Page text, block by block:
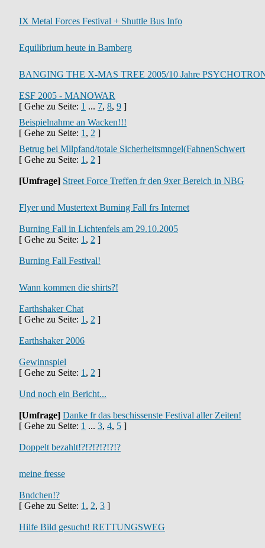
IX Metal Forces Festival + Shuttle Bus Info
Equilibrium heute in Bamberg
BANGING THE X-MAS TREE 2005/10 Jahre
ESF 2005 - MANOWAR
[ Gehe zu Seite: 1 ... 7, 8, 9 ]
Beispielnahme an Wacken!!!
[ Gehe zu Seite: 1 , 2 ]
Betrug bei Mllpfand/totale Sicherheitsmngel(FahnenSchwert
[ Gehe zu Seite: 1 , 2 ]
[Umfrage] Street Force Treffen fr den 9xer Bereich in NBG
Flyer und Mustertext Burning Fall frs Internet
Burning Fall in Lichtenfels am 29.10.2005
[ Gehe zu Seite: 1 , 2 ]
Burning Fall Festival!
Wann kommen die shirts?!
Earthshaker Chat
[ Gehe zu Seite: 1 , 2 ]
Earthshaker 2006
Gewinnspiel
[ Gehe zu Seite: 1 , 2 ]
Und noch ein Bericht...
[Umfrage] Danke fr das beschissenste Festival aller Zeiten!
[ Gehe zu Seite: 1 ... 3, 4, 5 ]
Doppelt bezahlt!?!?!?!?!?!?
meine fresse
Bndchen!?
[ Gehe zu Seite: 1 , 2, 3 ]
Hilfe Bild gesucht! RETTUNGSWEG